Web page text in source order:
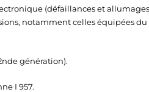
(défaillances et
notamment celles équipées
génération).
I 957.